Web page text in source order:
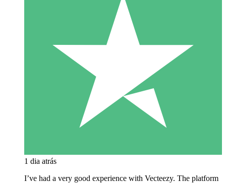
1 dia atrás
I’ve had a very good experience with Vecteezy. The platform